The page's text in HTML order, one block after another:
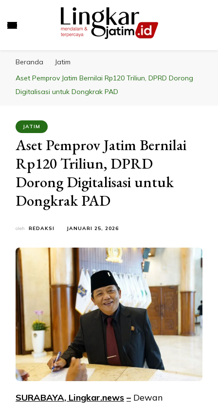
Beranda
Jatim
Aset Pemprov Jatim Bernilai Rp120 Triliun, DPRD Dorong
Digitalisasi untuk Dongkrak PAD
JATIM
Aset Pemprov Jatim Bernilai
Rp120 Triliun, DPRD
Dorong Digitalisasi untuk
Dongkrak PAD
oleh REDAKSI JANUARI 25, 2026
SURABAYA, Lingkar.news – Dewan